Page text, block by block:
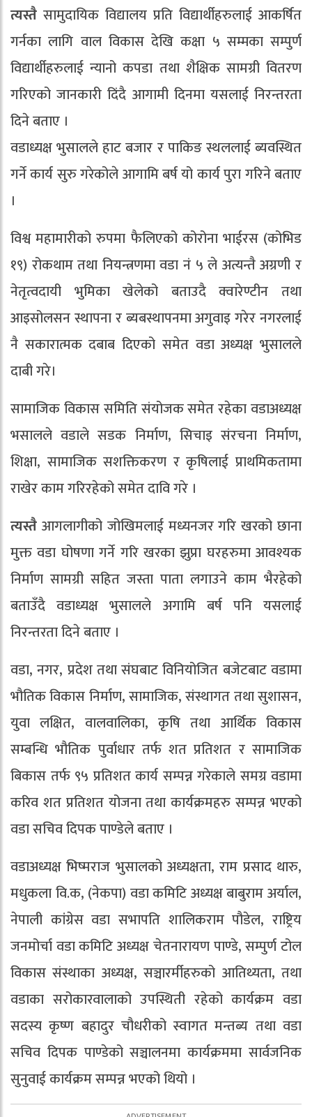
त्यस्तै सामुदायिक विद्यालय प्रति विद्यार्थीहरुलाई आकर्षित
गर्नका लागि वाल विकास देखि कक्षा ५ सम्मका सम्पुर्ण
विद्यार्थीहरुलाई न्यानो कपडा तथा शैक्षिक सामग्री वितरण
गरिएको जानकारी दिंदै आगामी दिनमा यसलाई निरन्तरता
दिने बताए ।
वडाध्यक्ष भुसालले हाट बजार र पाकिङ स्थललाई ब्यवस्थित
गर्ने कार्य सुरु गरेकोले आगामि बर्ष यो कार्य पुरा गरिने बताए
।
विश्व महामारीको रुपमा फैलिएको कोरोना भाईरस (कोभिड
१९) रोकथाम तथा नियन्त्रणमा वडा नं ५ ले अत्यन्तै अग्रणी र
नेतृत्वदायी भुमिका खेलेको बताउदै क्वारेण्टीन तथा
आइसोलसन स्थापना र ब्यबस्थापनमा अगुवाइ गरेर नगरलाई
नै सकारात्मक दबाब दिएको समेत वडा अध्यक्ष भुसालले
दाबी गरे।
सामाजिक विकास समिति संयोजक समेत रहेका वडाअध्यक्ष
भसालले वडाले सडक निर्माण, सिचाइ संरचना निर्माण,
शिक्षा, सामाजिक सशक्तिकरण र कृषिलाई प्राथमिकतामा
राखेर काम गरिरहेको समेत दावि गरे ।
त्यस्तै आगलागीको जोखिमलाई मध्यनजर गरि खरको छाना
मुक्त वडा घोषणा गर्ने गरि खरका झुप्रा घरहरुमा आवश्यक
निर्माण सामग्री सहित जस्ता पाता लगाउने काम भैरहेको
बताउँदै वडाध्यक्ष भुसालले अगामि बर्ष पनि यसलाई
निरन्तरता दिने बताए ।
वडा, नगर, प्रदेश तथा संघबाट विनियोजित बजेटबाट वडामा
भौतिक विकास निर्माण, सामाजिक, संस्थागत तथा सुशासन,
युवा लक्षित, वालवालिका, कृषि तथा आर्थिक विकास
सम्बन्धि भौतिक पुर्वाधार तर्फ शत प्रतिशत र सामाजिक
बिकास तर्फ ९५ प्रतिशत कार्य सम्पन्न गरेकाले समग्र वडामा
करिव शत प्रतिशत योजना तथा कार्यक्रमहरु सम्पन्न भएको
वडा सचिव दिपक पाण्डेले बताए ।
वडाअध्यक्ष भिष्मराज भुसालको अध्यक्षता, राम प्रसाद थारु,
मधुकला वि.क, (नेकपा) वडा कमिटि अध्यक्ष बाबुराम अर्याल,
नेपाली कांग्रेस वडा सभापति शालिकराम पौडेल, राष्ट्रिय
जनमोर्चा वडा कमिटि अध्यक्ष चेतनारायण पाण्डे, सम्पुर्ण टोल
विकास संस्थाका अध्यक्ष, सञ्चारर्मीहरुको आतिथ्यता, तथा
वडाका सरोकारवालाको उपस्थिती रहेको कार्यक्रम वडा
सदस्य कृष्ण बहादुर चौधरीको स्वागत मन्तब्य तथा वडा
सचिव दिपक पाण्डेको सञ्चालनमा कार्यक्रममा सार्वजनिक
सुनुवाई कार्यक्रम सम्पन्न भएको थियो ।